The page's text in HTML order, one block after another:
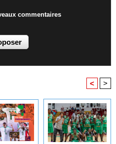
commentaires
< >